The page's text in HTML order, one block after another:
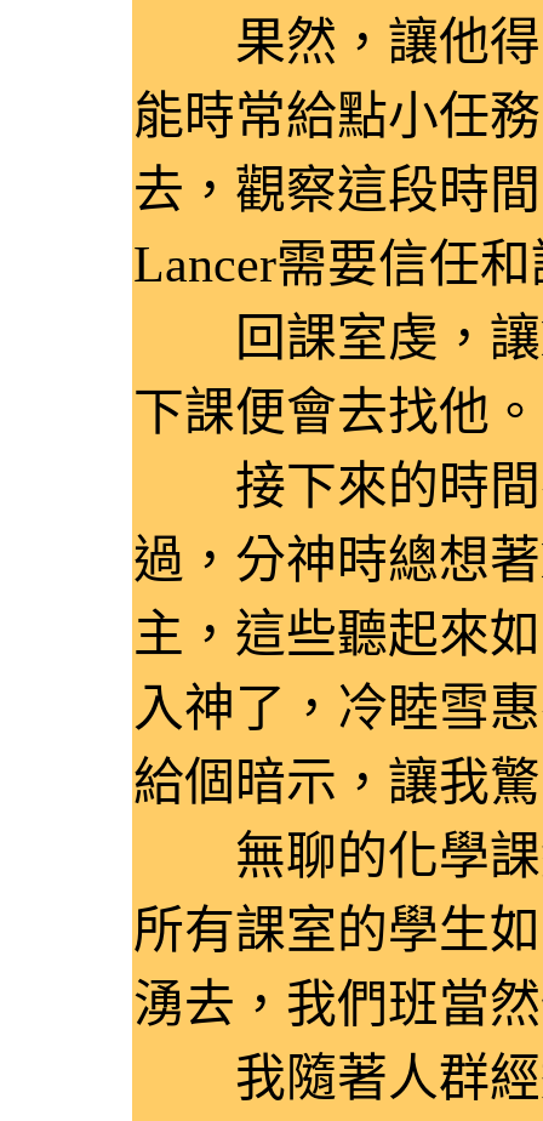
果然，讓他得
能時常給點小任
去，觀察這段時
Lancer需要信任
回課室虔，讓
下課便會去找他。
接下來的時間
過，分神時總想
主，這些聽起來
入神了，冷睦雪
給個暗示，讓我
無聊的化學課
所有課室的學生
湧去，我們班當
我隨著人群經